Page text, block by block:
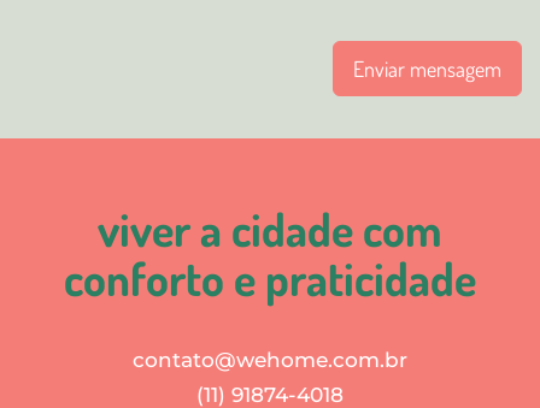
Enviar mensagem
viver a cidade com
conforto e praticidade
contato@wehome.com.br
(11) 91874-4018